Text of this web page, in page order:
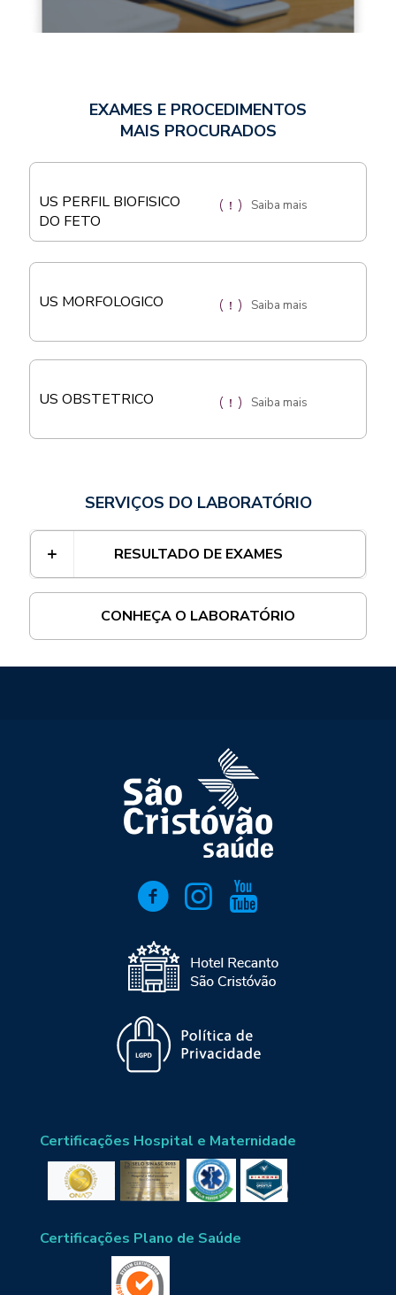
EXAMES E PROCEDIMENTOS
MAIS PROCURADOS
US PERFIL BIOFISICO
DO FETO
Saiba mais
US MORFOLOGICO Saiba mais
US OBSTETRICO Saiba mais
SERVIÇOS DO LABORATÓRIO
RESULTADO DE EXAMES
CONHEÇA O LABORATÓRIO
Certificações Hospital e Maternidade
Certificações Plano de Saúde